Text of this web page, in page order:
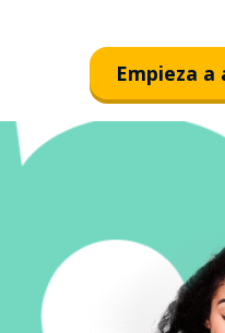
Empieza